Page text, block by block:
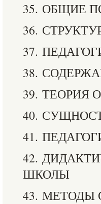
35. ОБЩИЕ
36.
37.
38.
39. ТЕОРИЯ
40.
41.
42.
ШКОЛЫ
43. МЕТОДЫ